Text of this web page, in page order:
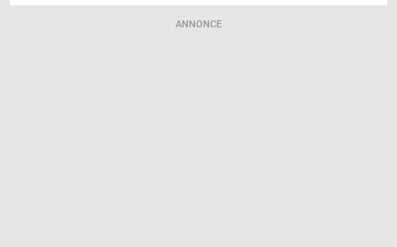
ANNONCE